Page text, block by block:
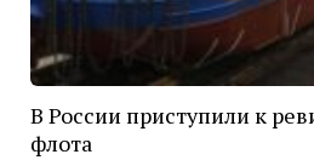
В России приступили к
флота